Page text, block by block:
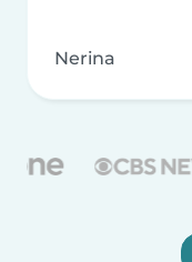
Nerina